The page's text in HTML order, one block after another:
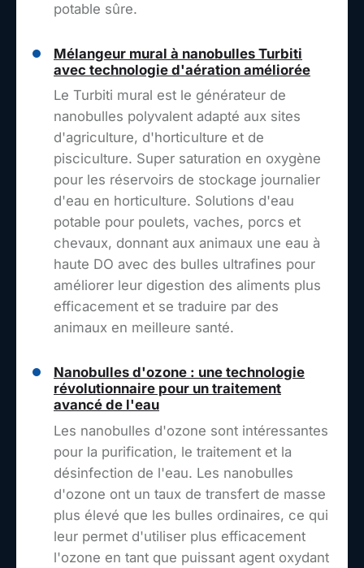
potable sûre.
Mélangeur mural à nanobulles Turbiti
avec technologie d'aération améliorée
Le Turbiti mural est le générateur de
nanobulles polyvalent adapté aux sites
d'agriculture, d'horticulture et de
pisciculture. Super saturation en oxygène
pour les réservoirs de stockage journalier
d'eau en horticulture. Solutions d'eau
potable pour poulets, vaches, porcs et
chevaux, donnant aux animaux une eau à
haute DO avec des bulles ultrafines pour
améliorer leur digestion des aliments plus
efficacement et se traduire par des
animaux en meilleure santé.
Nanobulles d'ozone : une technologie
révolutionnaire pour un traitement
avancé de l'eau
Les nanobulles d'ozone sont intéressantes
pour la purification, le traitement et la
désinfection de l'eau. Les nanobulles
d'ozone ont un taux de transfert de masse
plus élevé que les bulles ordinaires, ce qui
leur permet d'utiliser plus efficacement
l'ozone en tant que puissant agent oxydant